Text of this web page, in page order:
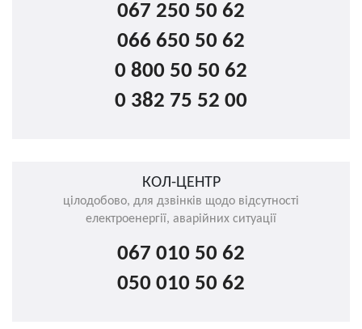
067 250 50 62
066 650 50 62
0 800 50 50 62
0 382 75 52 00
КОЛ-ЦЕНТР
цілодобово, для дзвінків щодо відсутності
електроенергії, аварійних ситуації
067 010 50 62
050 010 50 62